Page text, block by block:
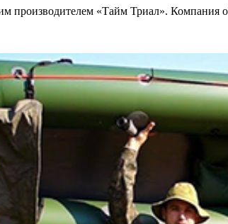
производителем «Тайм Триал».